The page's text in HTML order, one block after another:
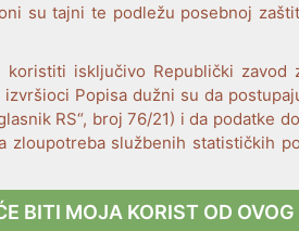
su tajni te podležu posebnoj
koristiti isključivo Republički
izvršioci Popisa dužni su da
RS“, broj 76/21) i da podatke
zloupotreba službenih statističkih
BITI MOJA KORIST OD